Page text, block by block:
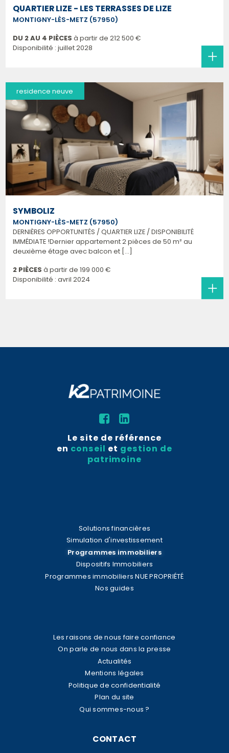
QUARTIER LIZE - LES TERRASSES DE LIZE
MONTIGNY-LÈS-METZ (57950)
DU 2 AU 4 PIÈCES à partir de 212 500 €
Disponibilité : juillet 2028
residence neuve
SYMBOLIZ
MONTIGNY-LÈS-METZ (57950)
DERNIÈRES OPPORTUNITÉS / QUARTIER LIZE / DISPONIBILITÉ
IMMÉDIATE !Dernier appartement 2 pièces de 50 m² au
deuxième étage avec balcon et [...]
2 PIÈCES à partir de 199 000 €
Disponibilité : avril 2024
Le site de référence
en conseil et gestion de
patrimoine
Solutions financières
Simulation d'investissement
Programmes immobiliers
Dispositifs Immobiliers
Programmes immobiliers NUE PROPRIÉTÉ
Nos guides
Les raisons de nous faire confiance
On parle de nous dans la presse
Actualités
Mentions légales
Politique de confidentialité
Plan du site
Qui sommes-nous ?
CONTACT